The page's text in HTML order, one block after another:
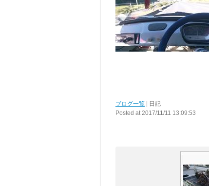
ブログ一覧 | 日記
Posted at 2017/11/11 13:09:53